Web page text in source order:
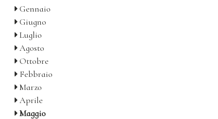
Gennaio
Giugno
Luglio
Agosto
Ottobre
Febbraio
Marzo
Aprile
Maggio